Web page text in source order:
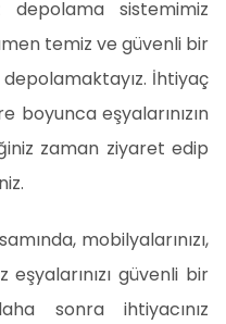
depolama sistemimiz
temiz ve güvenli bir
İhtiyaç
boyunca eşyalarınızın
zaman ziyaret edip
mobilyalarınızı,
eşyalarınızı güvenli bir
sonra ihtiyacınız